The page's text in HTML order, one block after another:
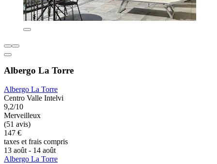
Albergo La Torre
Albergo La Torre
Centro Valle Intelvi
9,2/10
Merveilleux
(51 avis)
147 €
taxes et frais compris
13 août - 14 août
Albergo La Torre